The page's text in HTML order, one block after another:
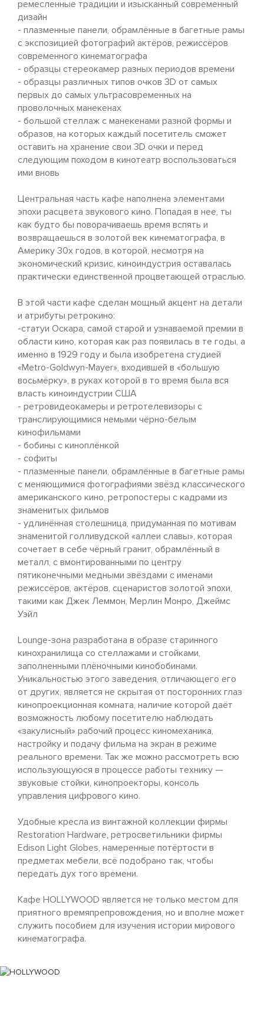
ремесленные традиции и изысканный современный
дизайн
- плазменные панели, обрамлённые в багетные рамы
с экспозицией фотографий актёров, режиссёров
современного кинематографа
- образцы стереокамер разных периодов времени
- образцы различных типов очков 3D от самых
первых до самых ультрасовременных на
проволочных манекенах
- большой стеллаж с манекенами разной формы и
образов, на которых каждый посетитель сможет
оставить на хранение свои 3D очки и перед
следующим походом в кинотеатр воспользоваться
ими вновь
Центральная часть кафе наполнена элементами
эпохи расцвета звукового кино. Попадая в нее, ты
как будто бы поворачиваешь время вспять и
возвращаешься в золотой век кинематографа, в
Америку 30х годов, в которой, несмотря на
экономический кризис, киноиндустрия оставалась
практически единственной процветающей отраслью.
В этой части кафе сделан мощный акцент на детали
и атрибуты ретрокино:
-статуи Оскара, самой старой и узнаваемой премии в
области кино, которая как раз появилась в те годы, а
именно в 1929 году и была изобретена студией
«Metro-Goldwyn-Mayer», входившей в «большую
восьмёрку», в руках которой в то время была вся
власть киноиндустрии США
- ретровидеокамеры и ретротелевизоры с
транслирующимися немыми чёрно-белым
кинофильмами
- бобины с киноплёнкой
- софиты
- плазменные панели, обрамлённые в багетные рамы
с меняющимися фотографиями звёзд классического
американского кино, ретропостеры с кадрами из
знаменитых фильмов
- удлинённая столешница, придуманная по мотивам
знаменитой голливудской «аллеи славы», которая
сочетает в себе чёрный гранит, обрамлённый в
металл, с вмонтированными по центру
пятиконечными медными звёздами с именами
режиссёров, актёров, сценаристов золотой эпохи,
такими как Джек Леммон, Мерлин Монро, Джеймс
Уэйл
Lounge-зона разработана в образе старинного
кинохранилища со стеллажами и стойками,
заполненными плёночными кинобобинами.
Уникальностью этого заведения, отличающего его
от других, является не скрытая от посторонних глаз
кинопроекционная комната, наличие которой даёт
возможность любому посетителю наблюдать
«закулисный» рабочий процесс киномеханика,
настройку и подачу фильма на экран в режиме
реального времени. Так же можно рассмотреть всю
использующуюся в процессе работы технику —
звуковые стойки, кинопроекторы, консоль
управления цифрового кино.
Удобные кресла из винтажной коллекции фирмы
Restoration Hardware, ретросветильники фирмы
Edison Light Globes, намеренные потёртости в
предметах мебели, всё подобрано так, чтобы
передать дух того времени.
Кафе HOLLYWOOD является не только местом для
приятного времяпрепровождения, но и вполне может
служить пособием для изучения истории мирового
кинематографа.